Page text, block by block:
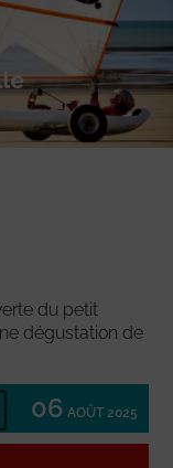
du petit
dégustation de
06 AOÛT 2025